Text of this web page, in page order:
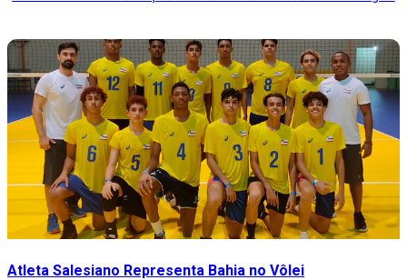
Atleta Salesiano Representa Bahia no Vôlei